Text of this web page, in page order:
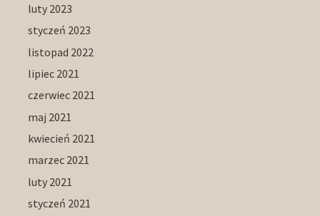
luty 2023
styczeń 2023
listopad 2022
lipiec 2021
czerwiec 2021
maj 2021
kwiecień 2021
marzec 2021
luty 2021
styczeń 2021